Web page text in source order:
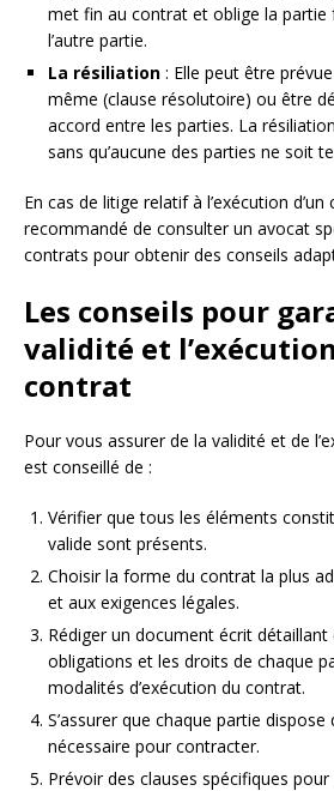
met fin au contrat et oblige la partie
l’autre partie.
La résiliation : Elle peut être
même (clause résolutoire) ou être
accord entre les parties. La
sans qu’aucune des parties ne soit
En cas de litige relatif à l’exécution
recommandé de consulter un avocat
contrats pour obtenir des conseils
Les conseils pour
validité et
contrat
Pour vous assurer de la validité et de
est conseillé de :
Vérifier que tous les éléments
valide sont présents.
Choisir la forme du contrat la plus
et aux exigences légales.
Rédiger un document écrit détaillant
obligations et les droits de chaque
modalités d’exécution du contrat.
S’assurer que chaque partie
nécessaire pour contracter.
Prévoir des clauses spécifiques